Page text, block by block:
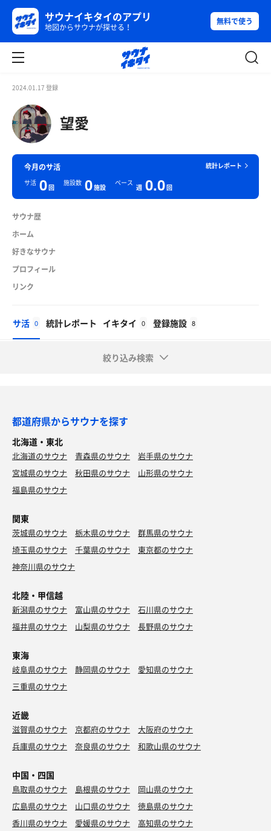
サウナイキタイのアプリ
地図からサウナが探せる！
無料で使う
2024.01.17 登録
望愛
統計レポート
今月のサ活
サ活 0回
施設数 0施設
ペース
週 0.0回
サウナ歴
ホーム
好きなサウナ
プロフィール
リンク
サ活 0 統計レポート イキタイ 0 登録施設 8
絞り込み検索
都道府県からサウナを探す
北海道・東北
北海道のサウナ 青森県のサウナ
岩手県のサウナ
宮城県のサウナ
秋田県のサウナ
山形県のサウナ
福島県のサウナ
関東
茨城県のサウナ 栃木県のサウナ
群馬県のサウナ
埼玉県のサウナ
千葉県のサウナ
東京都のサウナ
神奈川県のサウナ
北陸・甲信越
新潟県のサウナ 富山県のサウナ
石川県のサウナ
福井県のサウナ
山梨県のサウナ 長野県のサウナ
東海
岐阜県のサウナ 静岡県のサウナ
愛知県のサウナ
三重県のサウナ
近畿
滋賀県のサウナ 京都府のサウナ
大阪府のサウナ
兵庫県のサウナ
奈良県のサウナ 和歌山県のサウナ
中国・四国
鳥取県のサウナ 島根県のサウナ
岡山県のサウナ
広島県のサウナ
山口県のサウナ
徳島県のサウナ
香川県のサウナ
愛媛県のサウナ 高知県のサウナ